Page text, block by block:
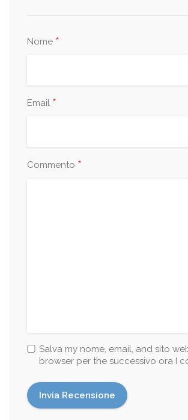
Nome *
Email *
Commento *
Salva my nome, email, and sito
browser per the successivo ora I